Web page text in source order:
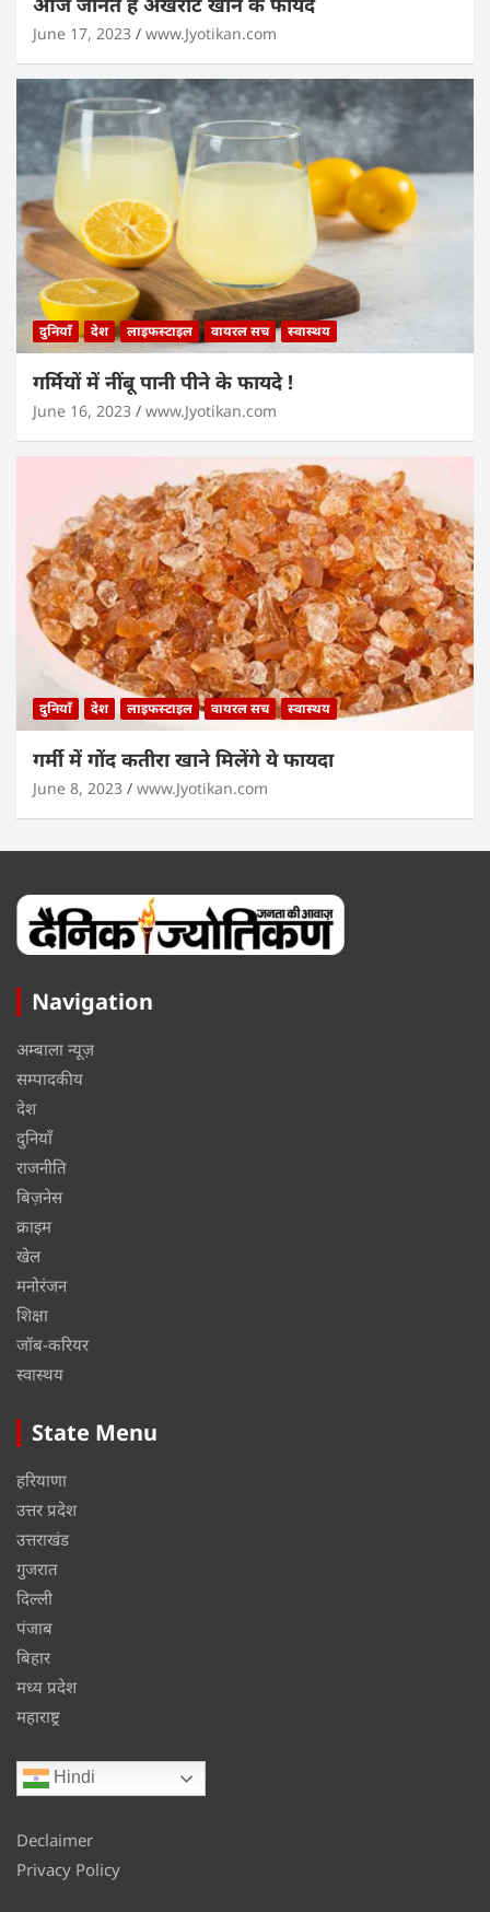
June 17, 2023 www.Jyotikan.com
दुनियाँ देश लाइफस्टाइल वायरल सच स्वास्थय
गर्मियों में नींबू पानी पीने के फायदे !
June 16, 2023 www.Jyotikan.com
दुनियाँ देश लाइफस्टाइल वायरल सच स्वास्थय
गर्मी में गोंद कतीरा खाने मिलेंगे ये फायदा
June 8, 2023 www.Jyotikan.com
Navigation
अम्बाला न्यूज़
सम्पादकीय
देश
दुनियाँ
राजनीति
बिज़नेस
क्राइम
खेल
मनोरंजन
शिक्षा
जॉब-करियर
स्वास्थय
State Menu
हरियाणा
उत्तर प्रदेश
उत्तराखंड
गुजरात
दिल्ली
पंजाब
बिहार
मध्य प्रदेश
महाराष्ट्र
Hindi
Declaimer
Privacy Policy